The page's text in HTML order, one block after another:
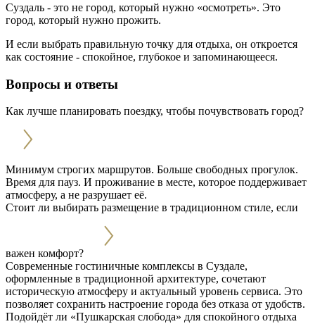
Суздаль - это не город, который нужно «осмотреть». Это
город, который нужно прожить.
И если выбрать правильную точку для отдыха, он откроется
как состояние - спокойное, глубокое и запоминающееся.
Вопросы и ответы
Как лучше планировать поездку, чтобы почувствовать город?
Минимум строгих маршрутов. Больше свободных прогулок.
Время для пауз. И проживание в месте, которое поддерживает
атмосферу, а не разрушает её.
Стоит ли выбирать размещение в традиционном стиле, если
важен комфорт?
Современные гостиничные комплексы в Суздале,
оформленные в традиционной архитектуре, сочетают
историческую атмосферу и актуальный уровень сервиса. Это
позволяет сохранить настроение города без отказа от удобств.
Подойдёт ли «Пушкарская слобода» для спокойного отдыха